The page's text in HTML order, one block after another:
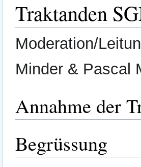
Traktanden
Moderation/
Minder & Pascal
Annahme der
Begrüssung